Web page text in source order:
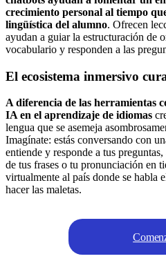
crecimiento personal al tiempo
lingüística del alumno. Ofrecen
ayudan a guiar la estructuración de
vocabulario y responden a las
El ecosistema inmersivo
A diferencia de las herramientas
IA en el aprendizaje de idiomas
lengua que se asemeja
Imagínate: estás conversando con
entiende y responde a tus
de tus frases o tu pronunciación en
virtualmente al país donde se habla
hacer las maletas.